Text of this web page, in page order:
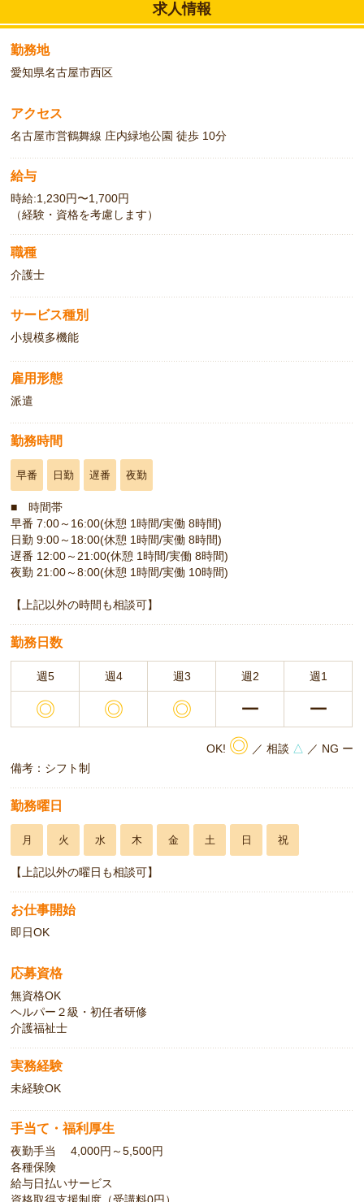
求人情報
勤務地
愛知県名古屋市西区
アクセス
名古屋市営鶴舞線 庄内緑地公園 徒歩 10分
給与
時給:1,230円〜1,700円
（経験・資格を考慮します）
職種
介護士
サービス種別
小規模多機能
雇用形態
派遣
勤務時間
早番 日勤 遅番 夜勤
■ 時間帯
早番 7:00～16:00(休憩 1時間/実働 8時間)
日勤 9:00～18:00(休憩 1時間/実働 8時間)
遅番 12:00～21:00(休憩 1時間/実働 8時間)
夜勤 21:00～8:00(休憩 1時間/実働 10時間)
【上記以外の時間も相談可】
勤務日数
週5 週4 週3 週2 週1
◎ ◎ ◎ ー ー
OK! ◎ ／ 相談 △ ／ NG ー
備考：シフト制
勤務曜日
月 火 水 木 金 土 日 祝
【上記以外の曜日も相談可】
お仕事開始
即日OK
応募資格
無資格OK
ヘルパー２級・初任者研修
介護福祉士
実務経験
未経験OK
手当て・福利厚生
夜勤手当 4,000円～5,500円
各種保険
給与日払いサービス